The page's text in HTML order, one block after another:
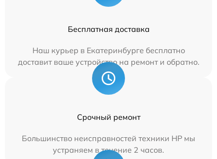
Бесплатная доставка
Наш курьер в Екатеринбурге бесплатно
доставит ваше устройство на ремонт и обратно.
Срочный ремонт
Большинство неисправностей техники HP мы
устраняем в течение 2 часов.